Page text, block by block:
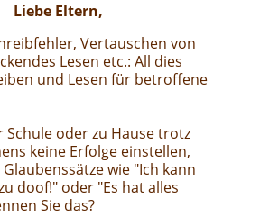
Liebe Eltern,
Vertauschen von
Lesen etc.: All dies
und Lesen für betroffene
Schule oder zu Hause trotz
keine Erfolge einstellen,
wie "Ich kann
doof!" oder "Es hat alles
Sie das?